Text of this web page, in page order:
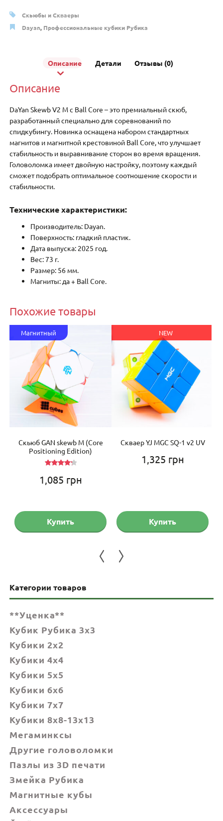
Скьюбы и Скваеры
Dayan, Профессиональные кубики Рубика
Описание Детали Отзывы (0)
Описание
DaYan Skewb V2 M с Ball Core – это премиальный скюб,
разработанный специально для соревнований по
спидкубингу. Новинка оснащена набором стандартных
магнитов и магнитной крестовиной Ball Core, что улучшает
стабильность и выравнивание сторон во время вращения.
Головоломка имеет двойную настройку, поэтому каждый
сможет подобрать оптимальное соотношение скорости и
стабильности.
Технические характеристики:
Производитель: Dayan.
Поверхность: гладкий пластик.
Дата выпуска: 2025 год.
Вес: 73 г.
Размер: 56 мм.
Магниты: да + Ball Core.
Похожие товары
Cкьюб GAN skewb M (Core
Positioning Edition)
4.33из
5
1,085 грн
Магнитный
Купить
Скваер YJ MGC SQ-1 v2 UV
1,325 грн
NEW
Купить
Категории товаров
**Уценка**
Кубик Рубика 3x3
Кубики 2x2
Кубики 4x4
Кубики 5x5
Кубики 6х6
Кубики 7х7
Кубики 8x8-13x13
Мегаминксы
Другие головоломки
Пазлы из 3D печати
Змейка Рубика
Магнитные кубы
Аксессуары